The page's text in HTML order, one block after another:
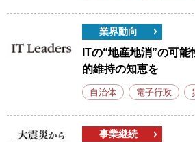
業界動向
ITの“地産地消”の可
的維持の知恵を
自治体 電子行政
事業継続